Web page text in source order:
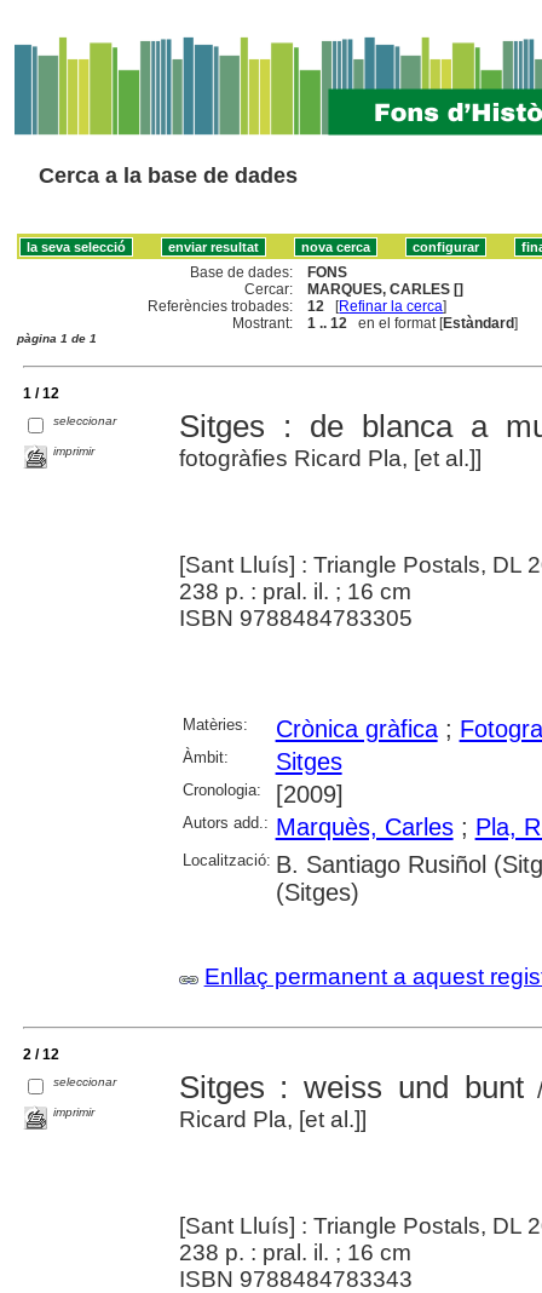
Cerca a la base de dades
Base de dades:
FONS
Cercar:
MARQUES, CARLES []
Referències trobades:
12 [Refinar la cerca]
Mostrant:
1 .. 12 en el format [Estàndard]
pàgina 1 de 1
1 / 12
seleccionar
imprimir
Sitges : de blanca a
fotogràfies Ricard Pla, [et al.]]
[Sant Lluís] : Triangle Postals, DL
238 p. : pral. il. ; 16 cm
ISBN 9788484783305
Matèries: Crònica gràfica;
Àmbit: Sitges
Cronologia: [2009]
Autors add.: Marquès, Carles; Pla,
Localització: B. Santiago Rusiñol
(Sitges)
Enllaç permanent a aquest
2 / 12
seleccionar
imprimir
Sitges : weiss und bunt
Ricard Pla, [et al.]]
[Sant Lluís] : Triangle Postals, DL
238 p. : pral. il. ; 16 cm
ISBN 9788484783343